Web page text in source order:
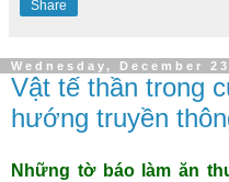
Share
Wednesday, December
Vật tế thần trong
hướng truyền
Những tờ báo làm ăn